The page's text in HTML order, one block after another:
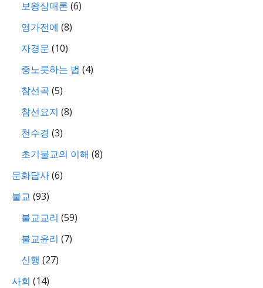
보왕삼매론 (6)
영가전에 (8)
자경문 (10)
중노릇하는 법 (4)
참선곡 (5)
참선요지 (8)
천수경 (3)
초기불교의 이해 (8)
문화답사(6)
불교 (93)
불교교리 (59)
불교윤리 (7)
신행 (27)
사회 (14)